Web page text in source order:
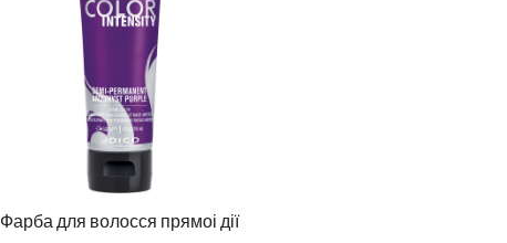
Фарба для волосся прямоі дії